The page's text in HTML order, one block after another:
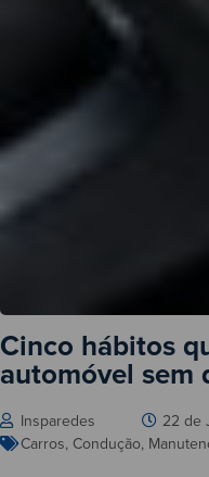
Cinco hábitos
automóvel sem
Insparedes
22 de
Carros, Condução,